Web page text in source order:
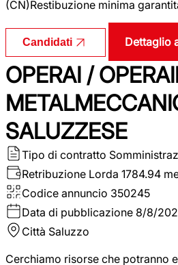
(CN)Restibuzione minima
Candidati Dettaglio
OPERAI /
SALUZZESE
Tipo di contratto
Retribuzione Lorda 1784.94
Codice annuncio 350245
Data di pubblicazione 8/8/
Città Saluzzo
Cerchiamo risorse che potranno